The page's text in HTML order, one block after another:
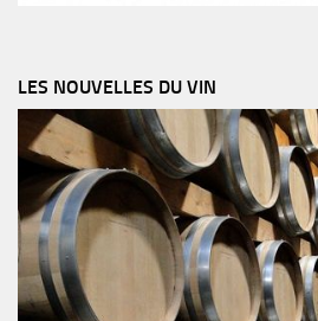
LES NOUVELLES DU VIN